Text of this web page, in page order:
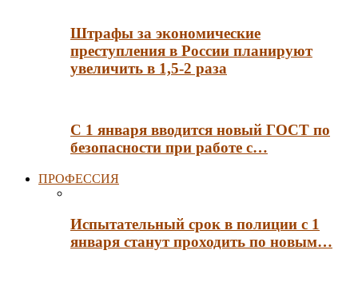
Штрафы за экономические
преступления в России планируют
увеличить в 1,5-2 раза
С 1 января вводится новый ГОСТ по
безопасности при работе с…
ПРОФЕССИЯ
Испытательный срок в полиции с 1
января станут проходить по новым…